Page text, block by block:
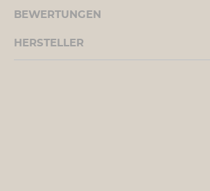
BEWERTUNGEN
HERSTELLER